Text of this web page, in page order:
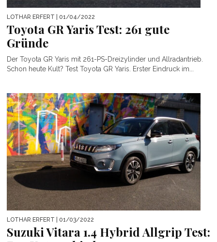
LOTHAR ERFERT | 01/04/2022
Toyota GR Yaris Test: 261 gute
Gründe
Der Toyota GR Yaris mit 261-PS-Dreizylinder und Allradantrieb.
Schon heute Kult? Test Toyota GR Yaris. Erster Eindruck im...
LOTHAR ERFERT | 01/03/2022
Suzuki Vitara 1.4 Hybrid Allgrip Test: